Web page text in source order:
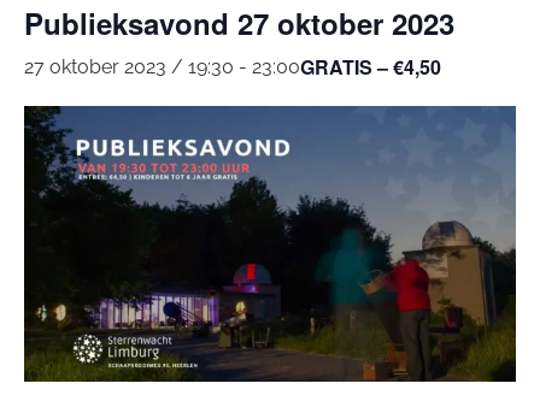
Publieksavond 27 oktober 2023
27 oktober 2023 / 19:30 - 23:00GRATIS – €4,50